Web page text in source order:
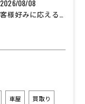
2026/08/08
お客様好みに応える中古車選びのポイント
車屋 買取り